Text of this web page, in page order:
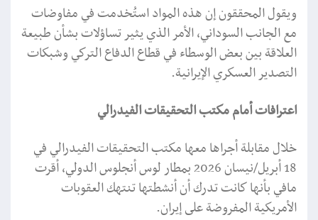
ويقول المحققون إن هذه المواد استُخدمت في مفاوضات
مع الجانب السوداني، الأمر الذي يثير تساؤلات بشأن طبيعة
العلاقة بين بعض الوسطاء في قطاع الدفاع التركي وشبكات
التصدير العسكري الإيرانية.
اعترافات أمام مكتب التحقيقات الفيدرالي
خلال مقابلة أجراها معها مكتب التحقيقات الفيدرالي في
18 أبريل/نيسان 2026 بمطار لوس أنجلوس الدولي، أقرت
مافي بأنها كانت تدرك أن أنشطتها تنتهك العقوبات
الأمريكية المفروضة على إيران.